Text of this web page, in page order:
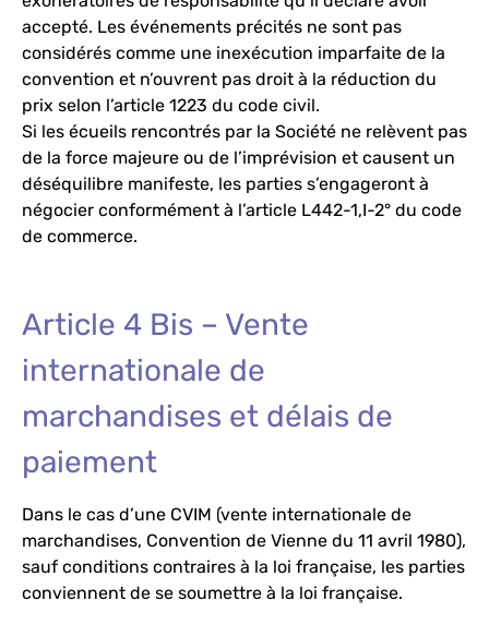
accepté. Les événements précités ne sont pas
considérés comme une inexécution imparfaite de la
convention et n’ouvrent pas droit à la réduction du
prix selon l’article 1223 du code civil.
Si les écueils rencontrés par la Société ne relèvent pas
de la force majeure ou de l’imprévision et causent un
déséquilibre manifeste, les parties s’engageront à
négocier conformément à l’article L442-1,I-2° du code
de commerce.
Article 4 Bis – Vente
internationale de
marchandises et délais de
paiement
Dans le cas d’une CVIM (vente internationale de
marchandises, Convention de Vienne du 11 avril 1980),
sauf conditions contraires à la loi française, les parties
conviennent de se soumettre à la loi française.